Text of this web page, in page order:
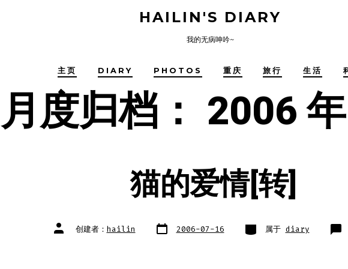
HAILIN'S DIARY
我的无病呻吟~
主页 DIARY PHOTOS 重庆 旅行 生活
月度归档： 2006
猫的爱情[转]
文
章 创建者： hailin 文
章 2006-07-16 类
别 属于 diary